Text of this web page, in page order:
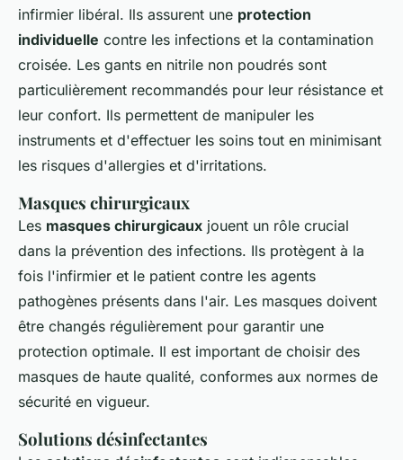
infirmier libéral. Ils assurent une protection
individuelle contre les infections et la contamination
croisée. Les gants en nitrile non poudrés sont
particulièrement recommandés pour leur résistance et
leur confort. Ils permettent de manipuler les
instruments et d'effectuer les soins tout en minimisant
les risques d'allergies et d'irritations.
Masques chirurgicaux
Les masques chirurgicaux jouent un rôle crucial
dans la prévention des infections. Ils protègent à la
fois l'infirmier et le patient contre les agents
pathogènes présents dans l'air. Les masques doivent
être changés régulièrement pour garantir une
protection optimale. Il est important de choisir des
masques de haute qualité, conformes aux normes de
sécurité en vigueur.
Solutions désinfectantes